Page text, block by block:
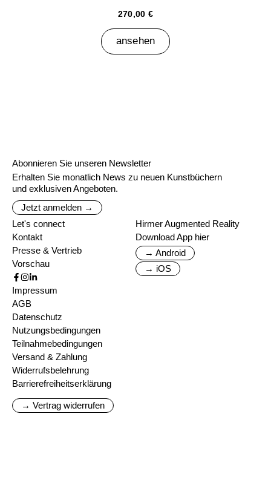
270,00 €
ansehen
Abonnieren Sie unseren Newsletter
Erhalten Sie monatlich News zu neuen Kunstbüchern
und exklusiven Angeboten.
Jetzt anmelden →
Let's connect
Kontakt
Presse & Vertrieb
Vorschau
Hirmer Augmented Reality
Download App hier
→ Android
→ iOS
Impressum
AGB
Datenschutz
Nutzungsbedingungen
Teilnahmebedingungen
Versand & Zahlung
Widerrufsbelehrung
Barrierefreiheitserklärung
→ Vertrag widerrufen